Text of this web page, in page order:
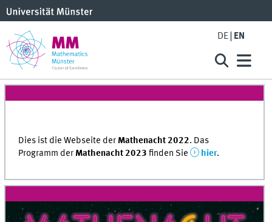
DE EN
Dies ist die Webseite derMathenacht 2022. Das
Programm derMathenacht 2023 finden Sie hier.